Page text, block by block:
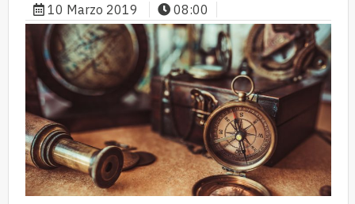
10 Marzo 2019 08:00